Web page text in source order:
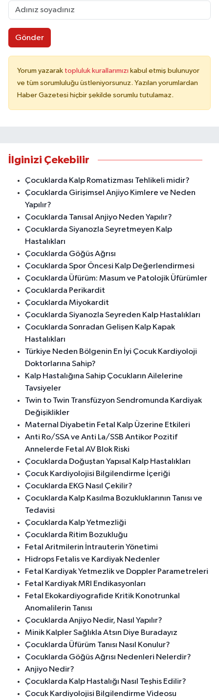
Gönder
Yorum yazarak topluluk kurallarımızı kabul etmiş bulunuyor
ve tüm sorumluluğu üstleniyorsunuz. Yazılan yorumlardan
Haber Gazetesi hiçbir şekilde sorumlu tutulamaz.
İlginizi Çekebilir
Çocuklarda Kalp Romatizması Tehlikeli midir?
Çocuklarda Girişimsel Anjiyo Kimlere ve Neden
Yapılır?
Çocuklarda Tanısal Anjiyo Neden Yapılır?
Çocuklarda Siyanozla Seyretmeyen Kalp
Hastalıkları
Çocuklarda Göğüs Ağrısı
Çocuklarda Spor Öncesi Kalp Değerlendirmesi
Çocuklarda Üfürüm: Masum ve Patolojik Üfürümler
Çocuklarda Perikardit
Çocuklarda Miyokardit
Çocuklarda Siyanozla Seyreden Kalp Hastalıkları
Çocuklarda Sonradan Gelişen Kalp Kapak
Hastalıkları
Türkiye Neden Bölgenin En İyi Çocuk Kardiyoloji
Doktorlarına Sahip?
Kalp Hastalığına Sahip Çocukların Ailelerine
Tavsiyeler
Twin to Twin Transfüzyon Sendromunda Kardiyak
Değişiklikler
Maternal Diyabetin Fetal Kalp Üzerine Etkileri
Anti Ro/SSA ve Anti La/SSB Antikor Pozitif
Annelerde Fetal AV Blok Riski
Çocuklarda Doğuştan Yapısal Kalp Hastalıkları
Çocuk Kardiyolojisi Bilgilendirme İçeriği
Çocuklarda EKG Nasıl Çekilir?
Çocuklarda Kalp Kasılma Bozukluklarının Tanısı ve
Tedavisi
Çocuklarda Kalp Yetmezliği
Çocuklarda Ritim Bozukluğu
Fetal Aritmilerin İntrauterin Yönetimi
Hidrops Fetalis ve Kardiyak Nedenler
Fetal Kardiyak Yetmezlik ve Doppler Parametreleri
Fetal Kardiyak MRI Endikasyonları
Fetal Ekokardiyografide Kritik Konotrunkal
Anomalilerin Tanısı
Çocuklarda Anjiyo Nedir, Nasıl Yapılır?
Minik Kalpler Sağlıkla Atsın Diye Buradayız
Çocuklarda Üfürüm Tanısı Nasıl Konulur?
Çocuklarda Göğüs Ağrısı Nedenleri Nelerdir?
Anjiyo Nedir?
Çocuklarda Kalp Hastalığı Nasıl Teşhis Edilir?
Çocuk Kardiyolojisi Bilgilendirme Videosu